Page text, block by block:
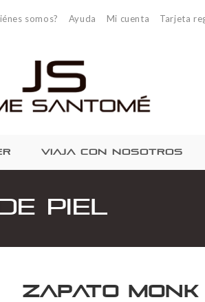
somos? Ayuda Mi cuenta Tarjeta
VIAJA CON NOSOTROS
Piel
Zapato